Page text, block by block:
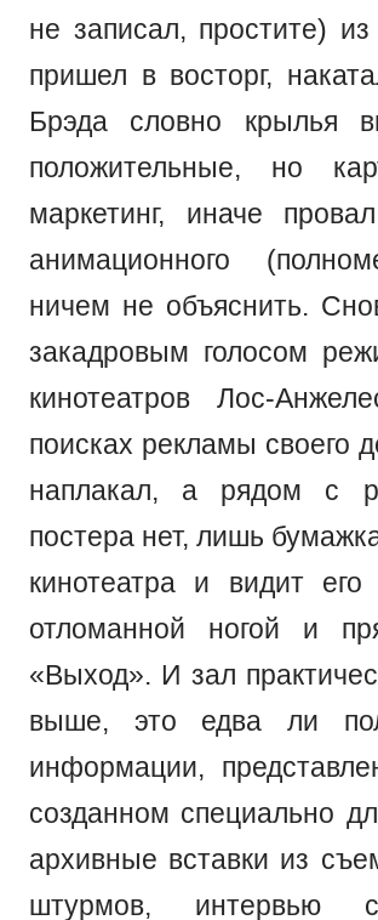
не записал, простите)
пришел в восторг,
Брэда словно крылья
положительные, но
маркетинг, иначе
анимационного
ничем не объяснить.
закадровым голосом
кинотеатров Лос-
поисках рекламы своего
наплакал, а рядом с
постера нет, лишь
кинотеатра и видит
отломанной ногой и
«Выход». И зал
выше, это едва ли
информации,
созданном специально
архивные вставки из
штурмов, интервью